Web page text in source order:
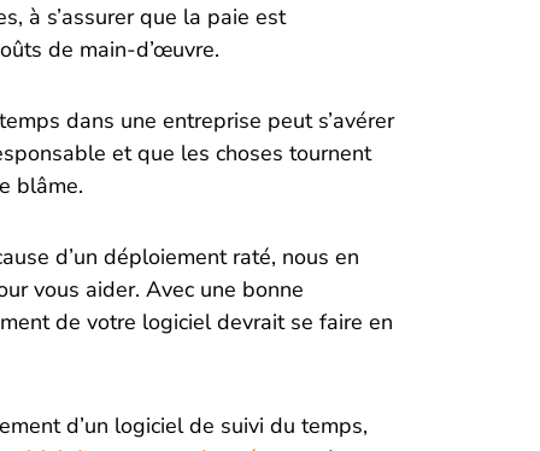
à s’assurer que la paie est
de main-d’œuvre.
dans une entreprise peut s’avérer
et que les choses tournent
blâme.
d’un déploiement raté, nous en
vous aider. Avec une bonne
de votre logiciel devrait se faire en
d’un logiciel de suivi du temps,